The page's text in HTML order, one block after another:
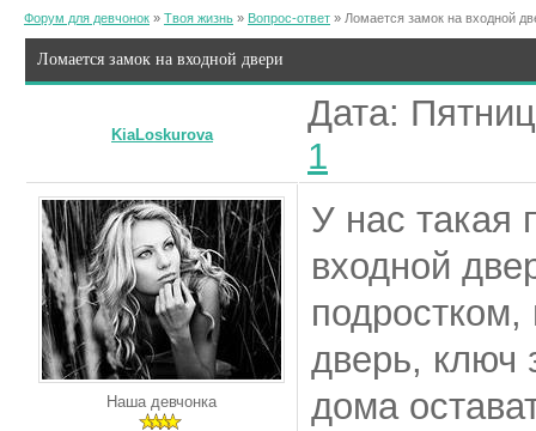
Форум для девчонок » Твоя жизнь » Вопрос-ответ » Ломается замок на входной
Ломается замок на входной двери
KiaLoskurova
Дата:
1
Наша девчонка
У нас такая
входной
дверь, ключ
дома